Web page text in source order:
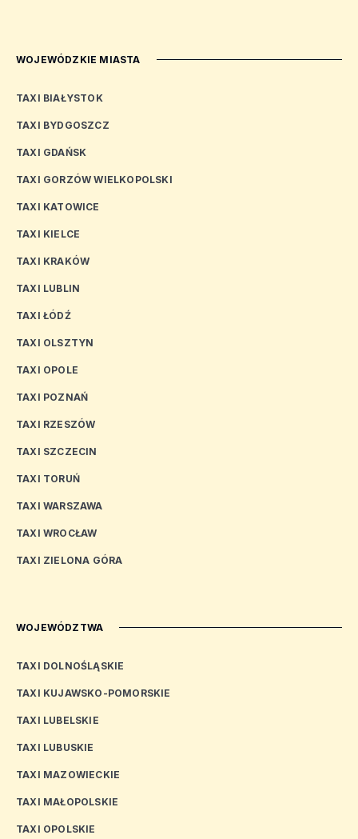
WOJEWÓDZKIE MIASTA
TAXI BIAŁYSTOK
TAXI BYDGOSZCZ
TAXI GDAŃSK
TAXI GORZÓW WIELKOPOLSKI
TAXI KATOWICE
TAXI KIELCE
TAXI KRAKÓW
TAXI LUBLIN
TAXI ŁÓDŹ
TAXI OLSZTYN
TAXI OPOLE
TAXI POZNAŃ
TAXI RZESZÓW
TAXI SZCZECIN
TAXI TORUŃ
TAXI WARSZAWA
TAXI WROCŁAW
TAXI ZIELONA GÓRA
WOJEWÓDZTWA
TAXI DOLNOŚLĄSKIE
TAXI KUJAWSKO-POMORSKIE
TAXI LUBELSKIE
TAXI LUBUSKIE
TAXI MAZOWIECKIE
TAXI MAŁOPOLSKIE
TAXI OPOLSKIE